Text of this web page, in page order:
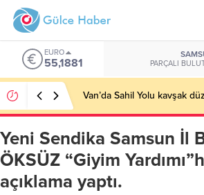
EURO
55,1881 PARÇALI
Van’da Sahil Yolu kavşak
Yeni Sendika Samsun İl
ÖKSÜZ “Giyim
açıklama yaptı.